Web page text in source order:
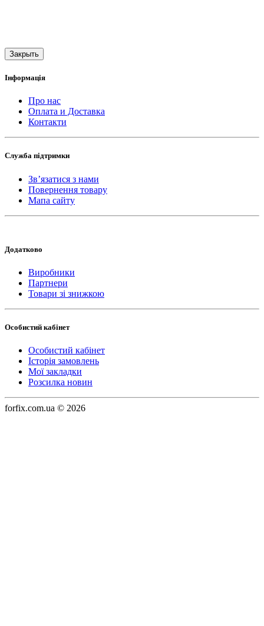
Закрыть
Інформація
Про нас
Оплата и Доставка
Контакти
Служба підтримки
Зв’язатися з нами
Повернення товару
Мапа сайту
Додатково
Виробники
Партнери
Товари зі знижкою
Особистий кабінет
Особистий кабінет
Історія замовлень
Мої закладки
Розсилка новин
forfix.com.ua © 2026